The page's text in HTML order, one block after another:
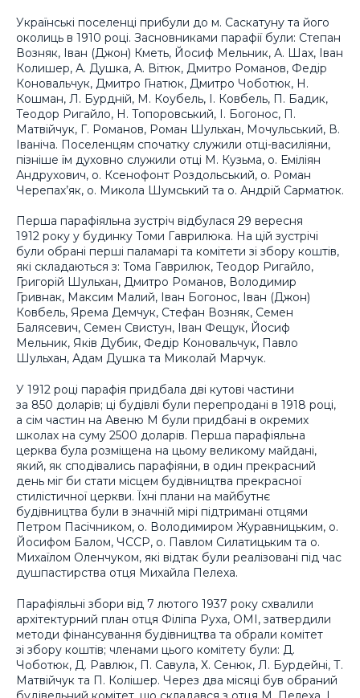
Українські поселенці прибули до м. Саскатуну та його
околиць в 1910 році. Засновниками парафії були: Степан
Возняк, Іван (Джон) Кметь, Йосиф Мельник, А. Шах, Іван
Колишер, А. Душка, А. Вітюк, Дмитро Романов, Федір
Коновальчук, Дмитро Гнатюк, Дмитро Чоботюк, Н.
Кошман, Л. Бурдній, М. Коубель, І. Ковбель, П. Бадик,
Теодор Ригайло, Н. Топоровський, І. Богонос, П.
Матвійчук, Г. Романов, Роман Шульхан, Мочульський, В.
Іваніча. Поселенцям спочатку служили отці-василіяни,
пізніше їм духовно служили отці М. Кузьма, о. Еміліян
Андрухович, о. Ксенофонт Роздольський, о. Роман
Черепах’як, о. Микола Шумський та о. Андрій Сарматюк.
Перша парафіяльна зустріч відбулася 29 вересня
1912 року у будинку Томи Гаврилюка. На цій зустрічі
були обрані перші паламарі та комітети зі збору коштів,
які складаються з: Тома Гаврилюк, Теодор Ригайло,
Григорій Шульхан, Дмитро Романов, Володимир
Гривнак, Максим Малий, Іван Богонос, Іван (Джон)
Ковбель, Ярема Демчук, Стефан Возняк, Семен
Балясевич, Семен Свистун, Іван Фещук, Йосиф
Мельник, Яків Дубик, Федір Коновальчук, Павло
Шульхан, Адам Душка та Миколай Марчук.
У 1912 році парафія придбала дві кутові частини
за 850 доларів; ці будівлі були перепродані в 1918 році,
а сім частин на Авеню М були придбані в окремих
школах на суму 2500 доларів. Перша парафіяльна
церква була розміщена на цьому великому майдані,
який, як сподівались парафіяни, в один прекрасний
день міг би стати місцем будівництва прекрасної
стилістичної церкви. Їхні плани на майбутнє
будівництва були в значній мірі підтримані отцями
Петром Пасічником, о. Володимиром Журавницьким, о.
Йосифом Балом, ЧССР, о. Павлом Силатицьким та о.
Михаїлом Оленчуком, які відтак були реалізовані під час
душпастирства отця Михайла Пелеха.
Парафіяльні збори від 7 лютого 1937 року схвалили
архітектурний план отця Філіпа Руха, ОМІ, затвердили
методи фінансування будівництва та обрали комітет
зі збору коштів; членами цього комітету були: Д.
Чоботюк, Д. Равлюк, П. Савула, Х. Сенюк, Л. Бурдейні, Т.
Матвійчук та П. Колішер. Через два місяці був обраний